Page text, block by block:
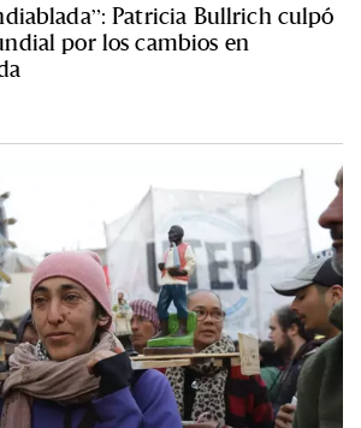
Patricia Bullrich culpó
por los cambios en